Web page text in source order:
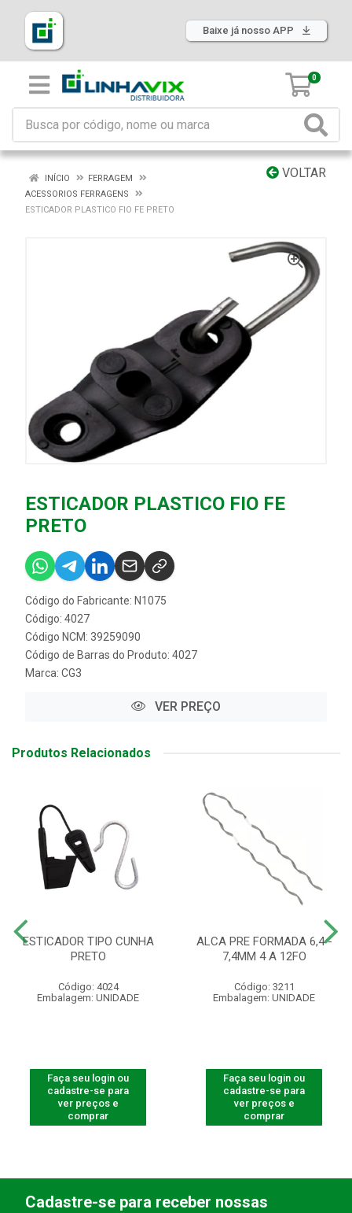
Baixe já nosso APP
0
VOLTAR
INÍCIO
FERRAGEM
ACESSORIOS FERRAGENS
ESTICADOR PLASTICO FIO FE PRETO
ESTICADOR PLASTICO FIO FE
PRETO
Código do Fabricante: N1075
Código: 4027
Código NCM: 39259090
Código de Barras do Produto: 4027
Marca: CG3
VER PREÇO
Produtos Relacionados
ESTICADOR TIPO CUNHA
PRETO
Código: 4024
Embalagem: UNIDADE
Faça seu login ou
cadastre-se para
ver preços e
comprar
ALCA PRE FORMADA 6,4 -
7,4MM 4 A 12FO
Código: 3211
Embalagem: UNIDADE
Faça seu login ou
cadastre-se para
ver preços e
comprar
Cadastre-se para receber nossas